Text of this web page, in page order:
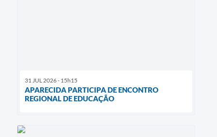
31 JUL 2026 - 15h15
APARECIDA PARTICIPA DE ENCONTRO
REGIONAL DE EDUCAÇÃO